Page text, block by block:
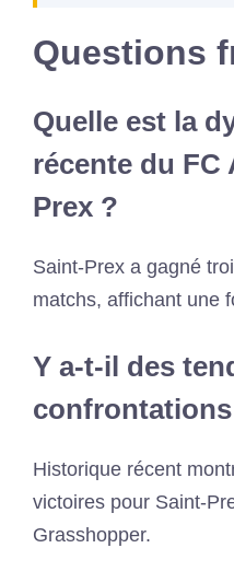
Questions
Quelle est la
récente du FC
Prex ?
Saint-Prex a gagné
matchs, affichant une
Y a-t-il des
Historique récent
victoires pour Saint-
Grasshopper.